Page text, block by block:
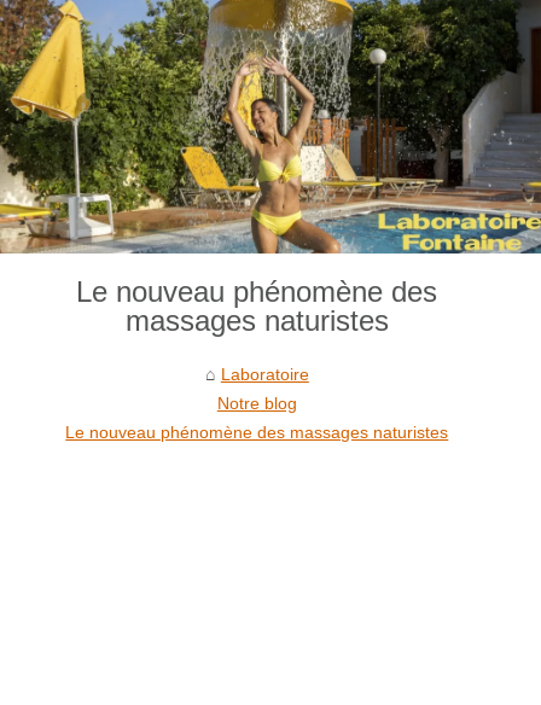
Le nouveau phénomène des
massages naturistes
Laboratoire
Notre blog
Le nouveau phénomène des massages naturistes